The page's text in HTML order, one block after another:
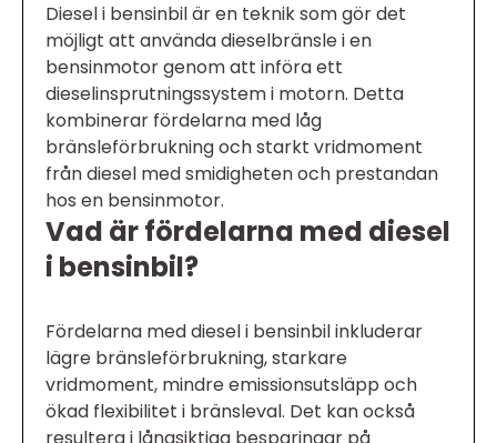
Diesel i bensinbil är en teknik som gör det
möjligt att använda dieselbränsle i en
bensinmotor genom att införa ett
dieselinsprutningssystem i motorn. Detta
kombinerar fördelarna med låg
bränsleförbrukning och starkt vridmoment
från diesel med smidigheten och prestandan
hos en bensinmotor.
Vad är fördelarna med diesel
i bensinbil?
Fördelarna med diesel i bensinbil inkluderar
lägre bränsleförbrukning, starkare
vridmoment, mindre emissionsutsläpp och
ökad flexibilitet i bränsleval. Det kan också